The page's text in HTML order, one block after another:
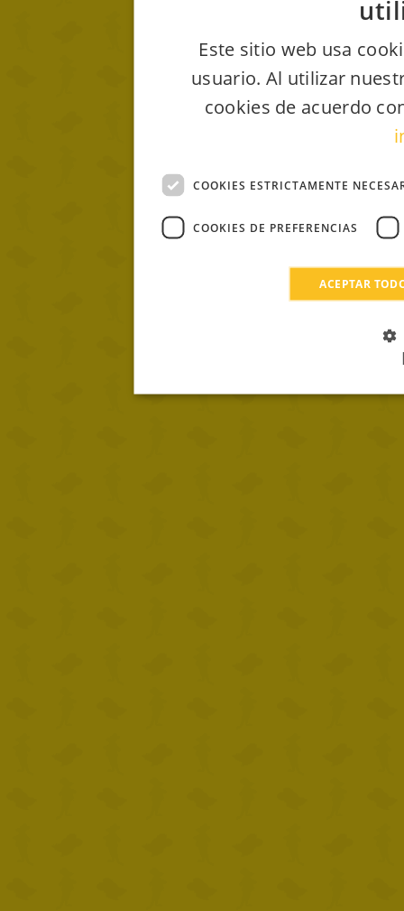
Este sitio web usa
usuario. Al utilizar
cookies de acuerdo
COOKIES ESTRICTAMENTE
COOKIES DE PREFERENCIAS
ACEPTAR